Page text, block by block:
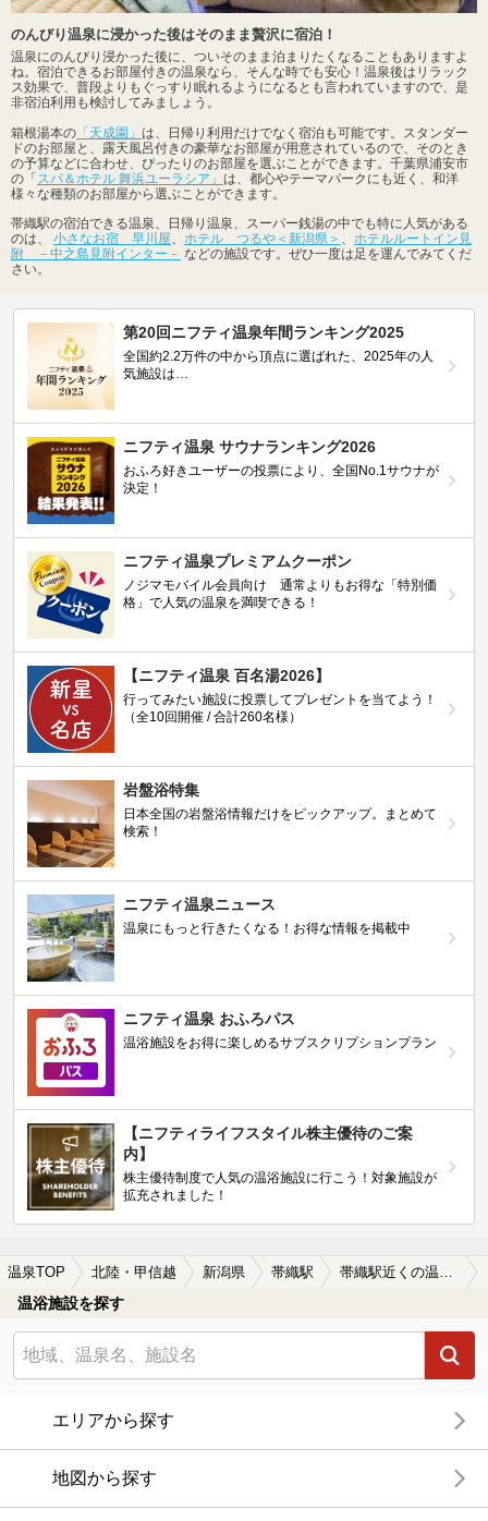
のんびり温泉に浸かった後はそのまま贅沢に宿泊！
温泉にのんびり浸かった後に、ついそのまま泊まりたくなることもありますよ
ね。宿泊できるお部屋付きの温泉なら、そんな時でも安心！温泉後はリラック
ス効果で、普段よりもぐっすり眠れるようになるとも言われていますので、是
非宿泊利用も検討してみましょう。
箱根湯本の 「天成園」 は、日帰り利用だけでなく宿泊も可能です。スタンダー
ドのお部屋と、露天風呂付きの豪華なお部屋が用意されているので、そのとき
の予算などに合わせ、ぴったりのお部屋を選ぶことができます。千葉県浦安市
の「スパ＆ホテル 舞浜ユーラシア」 は、都心やテーマパークにも近く、和洋
様々な種類のお部屋から選ぶことができます。
帯織駅の宿泊できる温泉、日帰り温泉、スーパー銭湯の中でも特に人気がある
のは、 小さなお宿 早川屋、 ホテル つるや＜新潟県＞ 、 ホテルルートイン見
附 －中之島見附インター－ などの施設です。ぜひ一度は足を運んでみてくだ
さい。
第20回ニフティ温泉年間ランキング2025
全国約2.2万件の中から頂点に選ばれた、2025年の人
気施設は…
ニフティ温泉 サウナランキング2026
おふろ好きユーザーの投票により、全国No.1サウナが
決定！
ニフティ温泉プレミアムクーポン
ノジマモバイル会員向け 通常よりもお得な「特別価
格」で人気の温泉を満喫できる！
【ニフティ温泉 百名湯2026】
行ってみたい施設に投票してプレゼントを当てよう！
（全10回開催 / 合計260名様）
岩盤浴特集
日本全国の岩盤浴情報だけをピックアップ。まとめて
検索！
ニフティ温泉ニュース
温泉にもっと行きたくなる！お得な情報を掲載中
ニフティ温泉 おふろパス
温浴施設をお得に楽しめるサブスクリプションプラン
【ニフティライフスタイル株主優待のご案
内】
株主優待制度で人気の温浴施設に行こう！対象施設が
拡充されました！
温泉TOP 北陸・甲信越 新潟県 帯織駅 帯織駅近くの温泉宿・温泉旅館・ホテルおすすめ(2026年版)
温浴施設を探す
エリアから探す
地図から探す